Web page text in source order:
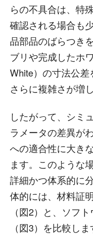
らの不具合は、特
確認される場合も
品部品のばらつき
ブリや完成したホ
White）の寸法公差
さらに複雑さが増し
したがって、シミ
ラメータの差異が
への適合性に大き
ます。このような
詳細かつ体系的に
体的には、材料証
（図2）と、ソフ
（図3）を比較し